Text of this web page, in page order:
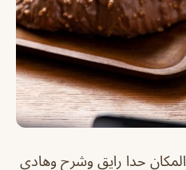
المكان حدا رايق وشرح وهادي